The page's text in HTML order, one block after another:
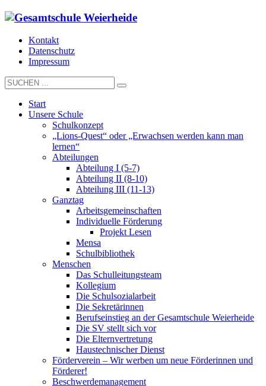
Kontakt
Datenschutz
Impressum
Start
Unsere Schule
Schulkonzept
„Lions-Quest“ oder „Erwachsen werden kann man
lernen“
Abteilungen
Abteilung I (5-7)
Abteilung II (8-10)
Abteilung III (11-13)
Ganztag
Arbeitsgemeinschaften
Individuelle Förderung
Projekt Lesen
Mensa
Schulbibliothek
Menschen
Das Schulleitungsteam
Kollegium
Die Schulsozialarbeit
Die Sekretärinnen
Berufseinstieg an der Gesamtschule Weierheide
Die SV stellt sich vor
Die Elternvertretung
Haustechnischer Dienst
Förderverein – Wir werben um neue Förderinnen und
Förderer!
Beschwerdemanagement